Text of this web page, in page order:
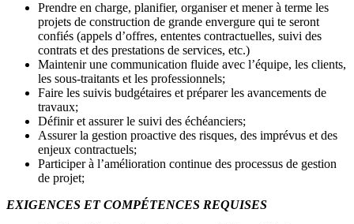
Prendre en charge, planifier, organiser et mener à terme les
projets de construction de grande envergure qui te seront
confiés (appels d’offres, ententes contractuelles, suivi des
contrats et des prestations de services, etc.)
Maintenir une communication fluide avec l’équipe, les clients,
les sous-traitants et les professionnels;
Faire les suivis budgétaires et préparer les avancements de
travaux;
Définir et assurer le suivi des échéanciers;
Assurer la gestion proactive des risques, des imprévus et des
enjeux contractuels;
Participer à l’amélioration continue des processus de gestion
de projet;
EXIGENCES ET COMPÉTENCES REQUISES